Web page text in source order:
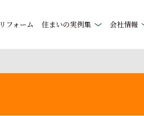
リフォーム 住まいの実例集 会社情報